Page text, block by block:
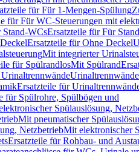
für Für 1-Mengen-Spülung
für Für WC-Steuerungen mit
Stand-WCsErsatzteile für Für
Ersatzteile für Ohne Deckel
Mit integrierter
für SpülrandlosMit Spülrand
Ersatzteile für
für Spülrohre, Spülbögen und
Spülauslösung,
Mit pneumatischer
NetzbetriebMit elektronischer
Ersatzteile für Rohbau- und